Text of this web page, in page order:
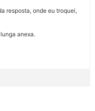
resposta, onde eu troquei,
anexa.